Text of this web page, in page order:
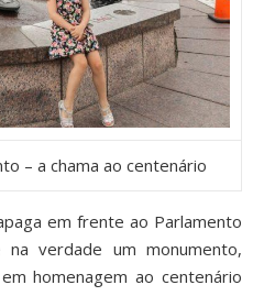
– a chama ao centenário
em frente ao Parlamento
verdade um monumento,
homenagem ao centenário